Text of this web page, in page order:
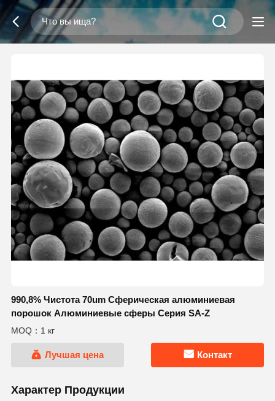
990,8% Чистота 70um Сферическая алюминиевая
порошок Алюминиевые сферы Серия SA-Z
MOQ：1 кг
Лучшая цена Контакт
Характер Продукции